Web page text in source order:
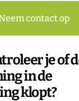
contact op
je of
in de
klopt?